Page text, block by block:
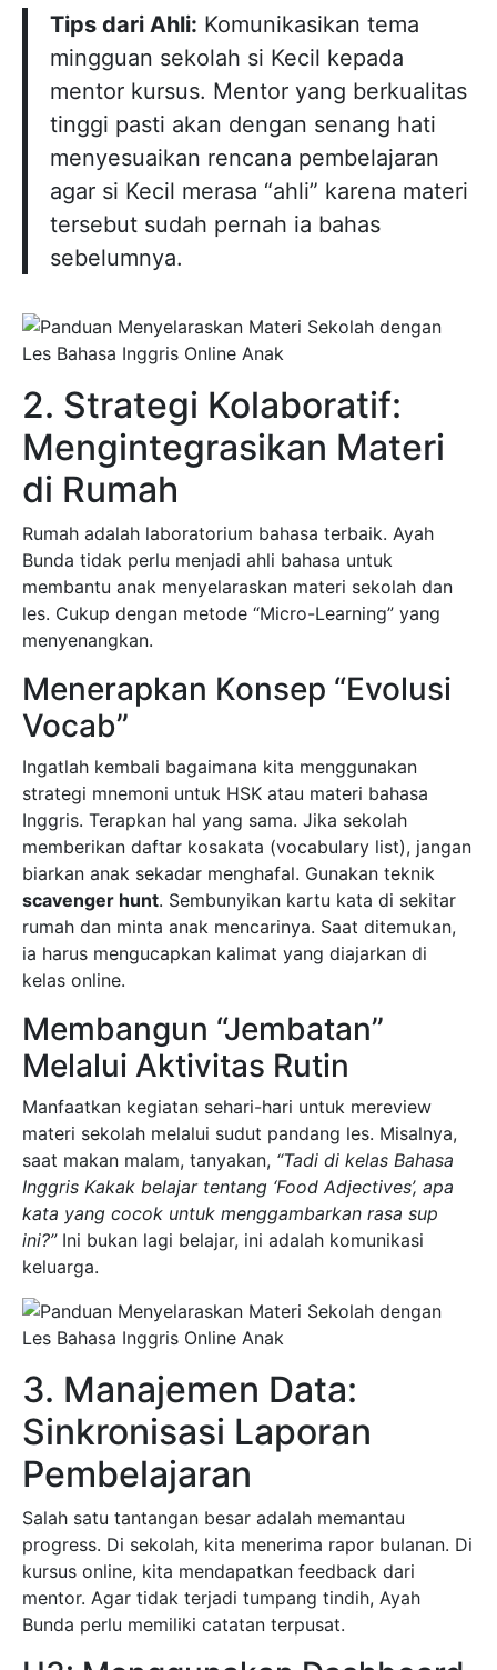
Tips dari Ahli: Komunikasikan tema
mingguan sekolah si Kecil kepada
mentor kursus. Mentor yang berkualitas
tinggi pasti akan dengan senang hati
menyesuaikan rencana pembelajaran
agar si Kecil merasa “ahli” karena materi
tersebut sudah pernah ia bahas
sebelumnya.
2. Strategi Kolaboratif:
Mengintegrasikan Materi
di Rumah
Rumah adalah laboratorium bahasa terbaik. Ayah
Bunda tidak perlu menjadi ahli bahasa untuk
membantu anak menyelaraskan materi sekolah dan
les. Cukup dengan metode “Micro-Learning” yang
menyenangkan.
Menerapkan Konsep “Evolusi
Vocab”
Ingatlah kembali bagaimana kita menggunakan
strategi mnemoni untuk HSK atau materi bahasa
Inggris. Terapkan hal yang sama. Jika sekolah
memberikan daftar kosakata (vocabulary list), jangan
biarkan anak sekadar menghafal. Gunakan teknik
scavenger hunt. Sembunyikan kartu kata di sekitar
rumah dan minta anak mencarinya. Saat ditemukan,
ia harus mengucapkan kalimat yang diajarkan di
kelas online.
Membangun “Jembatan”
Melalui Aktivitas Rutin
Manfaatkan kegiatan sehari-hari untuk mereview
materi sekolah melalui sudut pandang les. Misalnya,
saat makan malam, tanyakan, “Tadi di kelas Bahasa
Inggris Kakak belajar tentang ‘Food Adjectives’, apa
kata yang cocok untuk menggambarkan rasa sup
ini?”Ini bukan lagi belajar, ini adalah komunikasi
keluarga.
3. Manajemen Data:
Sinkronisasi Laporan
Pembelajaran
Salah satu tantangan besar adalah memantau
progress. Di sekolah, kita menerima rapor bulanan. Di
kursus online, kita mendapatkan feedback dari
mentor. Agar tidak terjadi tumpang tindih, Ayah
Bunda perlu memiliki catatan terpusat.